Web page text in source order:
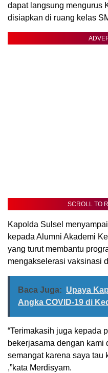
dapat langsung mengurus
disiapkan di ruang kelas
SCROLL TO
Kapolda Sulsel
kepada Alumni Akademi
yang turut membantu
mengakselerasi vaksinasi
Baca Juga: Upaya
Angka COVID-19 di
“Terimakasih juga kepada
bekerjasama dengan kami
semangat karena saya tau
,”kata Merdisyam.